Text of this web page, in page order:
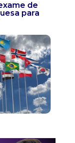
de
para